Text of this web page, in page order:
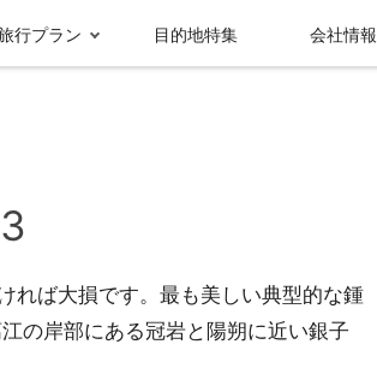
行プラン 目的地特集 会社情報
れば大損です。最も美しい典型的な鍾
の岸部にある冠岩と陽朔に近い銀子